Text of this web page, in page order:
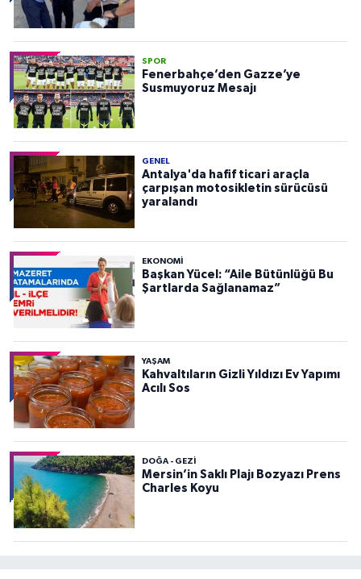
SPOR
Fenerbahçe’den Gazze’ye
Susmuyoruz Mesajı
GENEL
Antalya'da hafif ticari araçla
çarpışan motosikletin sürücüsü
yaralandı
EKONOMI
Başkan Yücel: “Aile Bütünlüğü Bu
Şartlarda Sağlanamaz”
YAŞAM
Kahvaltıların Gizli Yıldızı Ev Yapımı
Acılı Sos
DOĞA - GEZI
Mersin’in Saklı Plajı Bozyazı Prens
Charles Koyu